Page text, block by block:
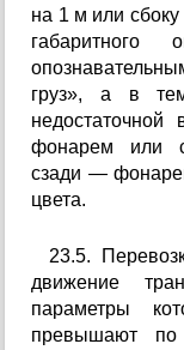
на 1 м или
груз», а в
фонарем или
сзади —
цвета.
23.5.
движение
параметры
превышают